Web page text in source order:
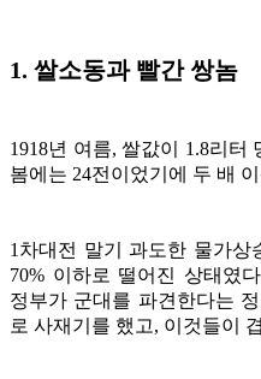
1. 쌀소동과 빨간 쌍놈
1918년 여름, 쌀값이 1.8리터
봄에는 24전이었기에 두 배
1차대전 말기 과도한 물가상
70% 이하로 떨어진 상태였
정부가 군대를 파견한다는
로 사재기를 했고, 이것들이